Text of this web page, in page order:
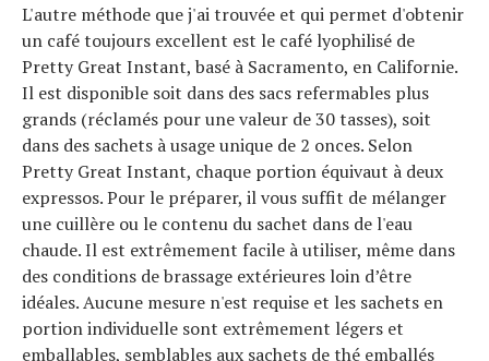
L'autre méthode que j'ai trouvée et qui permet d'obtenir
un café toujours excellent est le café lyophilisé de
Pretty Great Instant, basé à Sacramento, en Californie.
Il est disponible soit dans des sacs refermables plus
grands (réclamés pour une valeur de 30 tasses), soit
dans des sachets à usage unique de 2 onces. Selon
Pretty Great Instant, chaque portion équivaut à deux
expressos. Pour le préparer, il vous suffit de mélanger
une cuillère ou le contenu du sachet dans de l'eau
chaude. Il est extrêmement facile à utiliser, même dans
des conditions de brassage extérieures loin d’être
idéales. Aucune mesure n'est requise et les sachets en
portion individuelle sont extrêmement légers et
emballables, semblables aux sachets de thé emballés